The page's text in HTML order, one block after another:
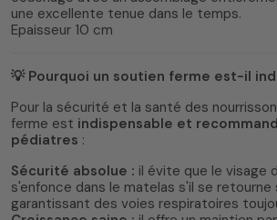
une excellente tenue dans le temps.
Epaisseur 10 cm
💡 Pourquoi un soutien ferme est-il
Pour la sécurité et la santé des
ferme est indispensable et
pédiatres :
Sécurité absolue : il évite que le visage
s'enfonce dans le matelas s'il se retourne
garantissant des voies respiratoires